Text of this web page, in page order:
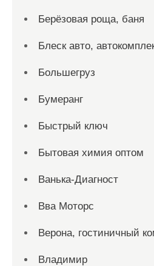
Берёзовая роща, баня
Блеск авто,
Большегруз
Бумеранг
Быстрый ключ
Бытовая химия оптом
Ванька-Диагност
Вва Моторс
Верона, гостиничный
Владимир